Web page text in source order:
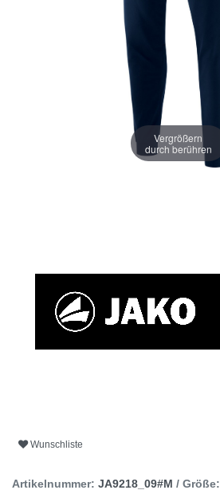
Vergrößern
durch berühren
Wunschliste
Artikelnummer: JA9218_09#M / Größe: